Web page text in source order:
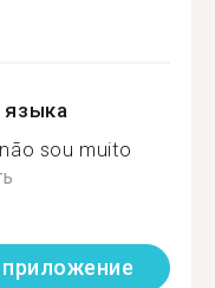
языка
sou muito